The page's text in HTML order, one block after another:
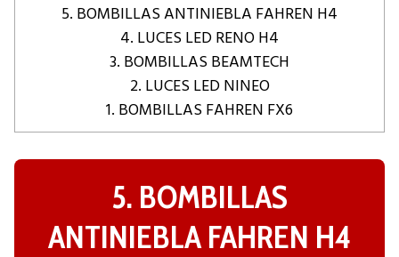
5. BOMBILLAS ANTINIEBLA FAHREN H4
4. LUCES LED RENO H4
3. BOMBILLAS BEAMTECH
2. LUCES LED NINEO
1. BOMBILLAS FAHREN FX6
5. BOMBILLAS
ANTINIEBLA FAHREN H4